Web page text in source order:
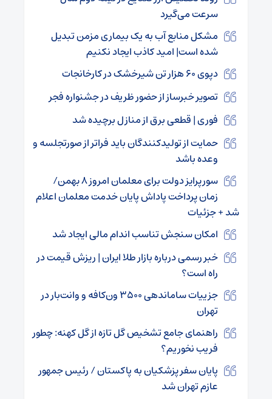
سرعت می‌گیرد
مشکل منابع آب به یک بیماری مزمن تبدیل
شده است| امید کاذب ایجاد نکنیم
دپوی ۶۰ هزار تن شیرخشک در کارخانجات
تصویر خبرساز از حضور ظریف در جشنواره فجر
فوری | قطعی برق از منازل برچیده شد
حمایت از تولیدکنندگان باید فراتر از صورتجلسه و
وعده باشد
سورپرایز دولت برای معلمان امروز ۸ بهمن/
زمان پرداخت پاداش پایان خدمت معلمان اعلام
شد + جزئیات
امکان سنجش تناسب اندام مالی ایجاد شد
خبر رسمی درباره بازار طلا ایران | ریزش قیمت در
راه است؟
جزییات ساماندهی ۳۵۰۰ ون‌کافه و وانت‌بار در
تهران
راهنمای جامع تشخیص گل تازه از گل کهنه: چطور
فریب نخوریم؟
پایان سفر پزشکیان به پاکستان / رئیس جمهور
عازم تهران شد